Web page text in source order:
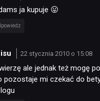
ja kupuje 😛
22 stycznia 2010 o 15:08
ale jednak też mogę
pozostaje mi czekać do